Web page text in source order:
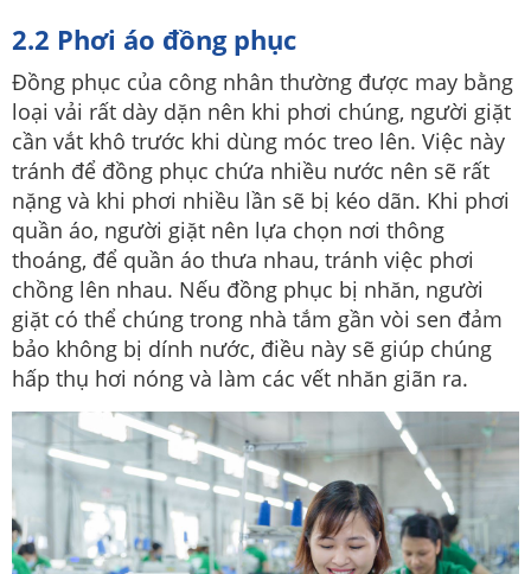
2.2 Phơi áo đồng phục
Đồng phục của công nhân thường được may bằng
loại vải rất dày dặn nên khi phơi chúng, người giặt
cần vắt khô trước khi dùng móc treo lên. Việc này
tránh để đồng phục chứa nhiều nước nên sẽ rất
nặng và khi phơi nhiều lần sẽ bị kéo dãn. Khi phơi
quần áo, người giặt nên lựa chọn nơi thông
thoáng, để quần áo thưa nhau, tránh việc phơi
chồng lên nhau. Nếu đồng phục bị nhăn, người
giặt có thể chúng trong nhà tắm gần vòi sen đảm
bảo không bị dính nước, điều này sẽ giúp chúng
hấp thụ hơi nóng và làm các vết nhăn giãn ra.